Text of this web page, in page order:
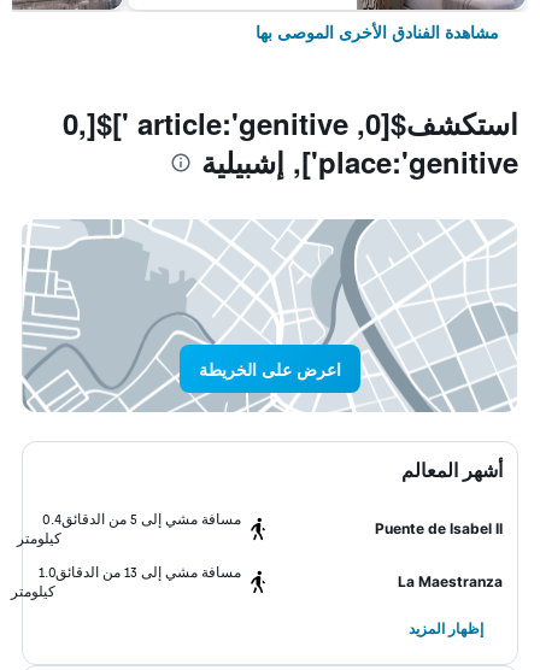
مشاهدة الفنادق الأخرى الموصى بها
استكشف$[0, article:'genitive ']$[0,
place:'genitive'], إشبيلية
اعرض على الخريطة
أشهر المعالم
Puente de Isabel II
مسافة مشي إلى 5 من الدقائق
0.4
كيلومتر
La Maestranza
مسافة مشي إلى 13 من الدقائق
1.0
كيلومتر
إظهار المزيد